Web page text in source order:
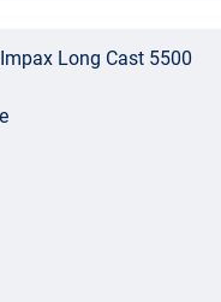
Long Cast 5500